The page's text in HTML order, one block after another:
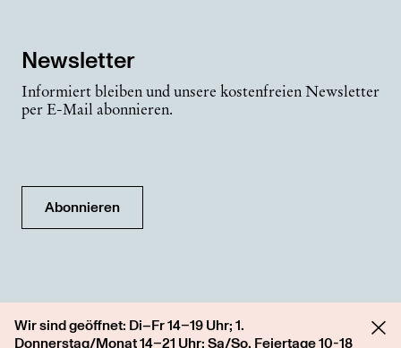
Newsletter
Informiert bleiben und unsere kostenfreien Newsletter
per E-Mail abonnieren.
Abonnieren
Wir sind geöffnet: Di–Fr 14–19 Uhr; 1.
Donnerstag/Monat 14–21 Uhr; Sa/So, Feiertage 10-18